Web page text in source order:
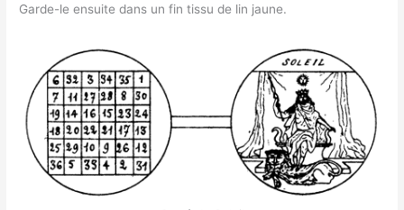
Garde-le ensuite dans un fin tissu de lin jaune.